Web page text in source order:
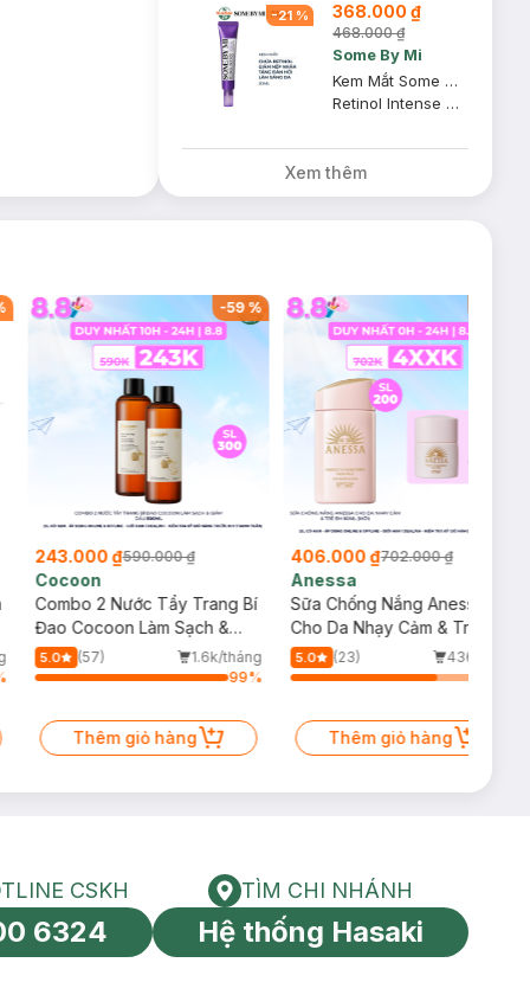
-21 % 368.000 ₫
468.000 ₫
Some By Mi
Kem Mắt Some By Mi Retinol Ngừa Lão Hóa 30ml
Retinol Intense Advanced Triple Action Eye Cream
Xem thêm
-59%
243.000 ₫590.000 ₫
Cocoon
Combo 2 Nước Tẩy Trang Bí
Đao Cocoon Làm Sạch &
Giảm Dầu 500ml
5.0 (57)
1.6k/tháng
99%
Thêm giỏ hàng
406.000 ₫702.000 ₫
Anessa
Sữa Chống Nắng Anessa
Cho Da Nhạy Cảm & Trẻ Em
60ml (Mới)
5.0 (23)
436/tháng
Thêm giỏ hàng
toàn cầu
HOTLINE CSKH
CSKH
6324
Tìm chi nhánh
TÌM CHI NHÁNH
Hệ thống Hasaki